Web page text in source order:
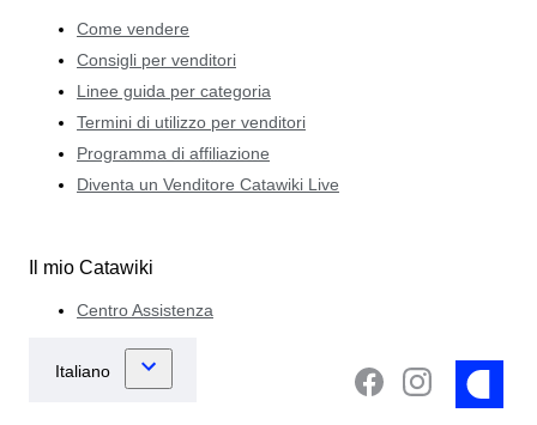
Come vendere
Consigli per venditori
Linee guida per categoria
Termini di utilizzo per venditori
Programma di affiliazione
Diventa un Venditore Catawiki Live
Il mio Catawiki
Centro Assistenza